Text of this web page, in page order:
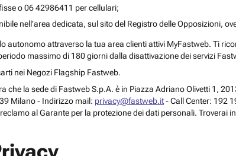
o 06 42986411 per cellulari;
nell’area dedicata, sul sito del Registro delle Opposizioni,
autonomo attraverso la tua area clienti attivi MyFastweb. Ti
massimo di 180 giorni dalla disattivazione dei servizi
nei Negozi Flagship Fastweb.
che la sede di Fastweb S.p.A. è in Piazza Adriano Olivetti 1,
Milano - Indirizzo mail: privacy@fastweb.it- Call Center: 192
al Garante per la protezione dei dati personali. Troverai